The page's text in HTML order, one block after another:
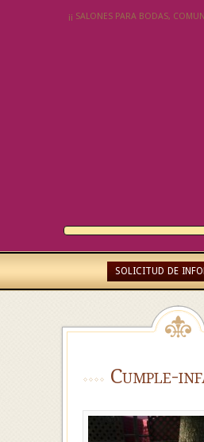
¡¡ SALONES PARA BODAS,
SOLICITUD DE
Cumple-